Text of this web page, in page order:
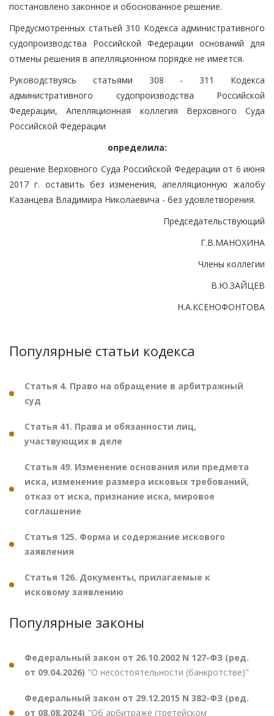
постановлено законное и обоснованное решение.
Предусмотренных статьей 310 Кодекса административного
судопроизводства Российской Федерации оснований для
отмены решения в апелляционном порядке не имеется.
Руководствуясь статьями 308 - 311 Кодекса
административного судопроизводства Российской
Федерации, Апелляционная коллегия Верховного Суда
Российской Федерации
определила:
решение Верховного Суда Российской Федерации от 6 июня
2017 г. оставить без изменения, апелляционную жалобу
Казанцева Владимира Николаевича - без удовлетворения.
Председательствующий
Г.В.МАНОХИНА
Члены коллегии
В.Ю.ЗАЙЦЕВ
Н.А.КСЕНОФОНТОВА
Популярные статьи кодекса
Статья 4. Право на обращение в арбитражный
суд
Статья 41. Права и обязанности лиц,
участвующих в деле
Статья 49. Изменение основания или предмета
иска, изменение размера исковых требований,
отказ от иска, признание иска, мировое
соглашение
Статья 125. Форма и содержание искового
заявления
Статья 126. Документы, прилагаемые к
исковому заявлению
Популярные законы
Федеральный закон от 26.10.2002 N 127-ФЗ (ред.
от 09.04.2026) "О несостоятельности (банкротстве)"
Федеральный закон от 29.12.2015 N 382-ФЗ (ред.
от 08.08.2024) "Об арбитраже (третейском